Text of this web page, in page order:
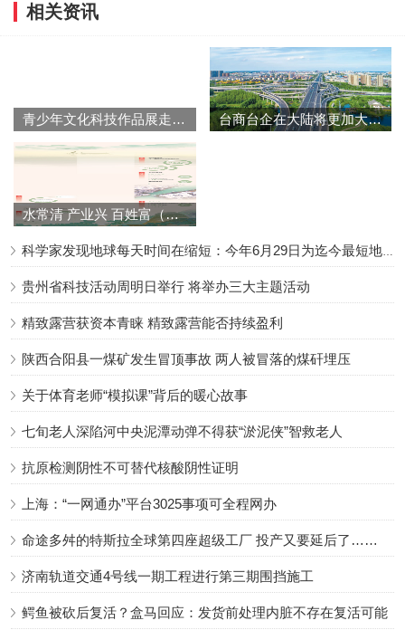
相关资讯
青少年文化科技作品展走入故宫博物院 台商台企在大陆将更加大有可为
水常清 产业兴 百姓富（经济新方位）
科学家发现地球每天时间在缩短：今年6月29日为迄今最短地球日
贵州省科技活动周明日举行 将举办三大主题活动
精致露营获资本青睐 精致露营能否持续盈利
陕西合阳县一煤矿发生冒顶事故 两人被冒落的煤矸埋压
关于体育老师“模拟课”背后的暖心故事
七旬老人深陷河中央泥潭动弹不得获“淤泥侠”智救老人
抗原检测阴性不可替代核酸阴性证明
上海：“一网通办”平台3025事项可全程网办
命途多舛的特斯拉全球第四座超级工厂 投产又要延后了……
济南轨道交通4号线一期工程进行第三期围挡施工
鳄鱼被砍后复活？盒马回应：发货前处理内脏不存在复活可能